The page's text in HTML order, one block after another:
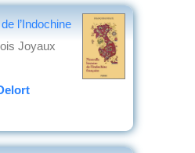
l’Indochine
Joyaux